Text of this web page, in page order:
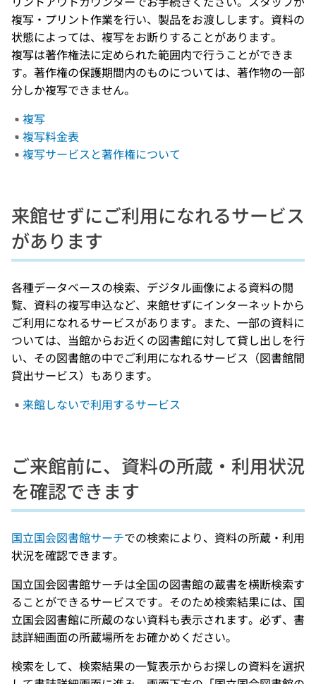
複写・プリント作業を行い、製品をお渡しします。資料の
状態によっては、複写をお断りすることがあります。
複写は著作権法に定められた範囲内で行うことができま
す。著作権の保護期間内のものについては、著作物の一部
分しか複写できません。
複写
複写料金表
複写サービスと著作権について
来館せずにご利用になれるサービス
があります
各種データベースの検索、デジタル画像による資料の閲
覧、資料の複写申込など、来館せずにインターネットから
ご利用になれるサービスがあります。また、一部の資料に
ついては、当館からお近くの図書館に対して貸し出しを行
い、その図書館の中でご利用になれるサービス（図書館間
貸出サービス）もあります。
来館しないで利用するサービス
ご来館前に、資料の所蔵・利用状況
を確認できます
国立国会図書館サーチでの検索により、資料の所蔵・利用
状況を確認できます。
国立国会図書館サーチは全国の図書館の蔵書を横断検索す
ることができるサービスです。そのため検索結果には、国
立国会図書館に所蔵のない資料も表示されます。必ず、書
誌詳細画面の所蔵場所をお確かめください。
検索をして、検索結果の一覧表示からお探しの資料を選択